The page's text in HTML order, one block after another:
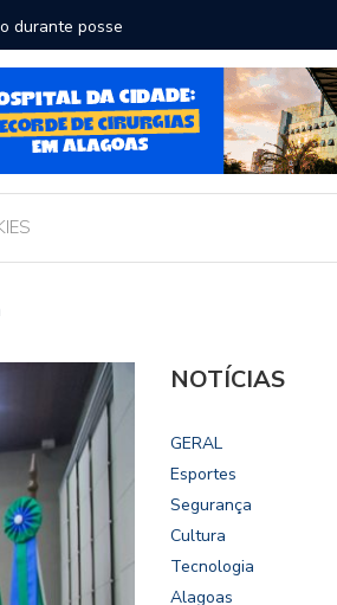
Câmara dialoga com
Legislativo
NOTÍCIAS
GERAL
Esportes
Segurança
Cultura
Tecnologia
Alagoas